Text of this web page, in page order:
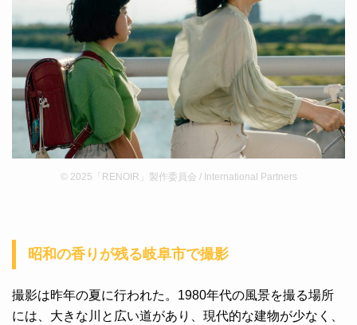
© 2025「RENOIR」製作委員会 / International Partners
昭和の香りが残る岐阜市で撮影
撮影は昨年の夏に行われた。1980年代の風景を撮る場所
には、大きな川と広い道があり、現代的な建物が少なく、